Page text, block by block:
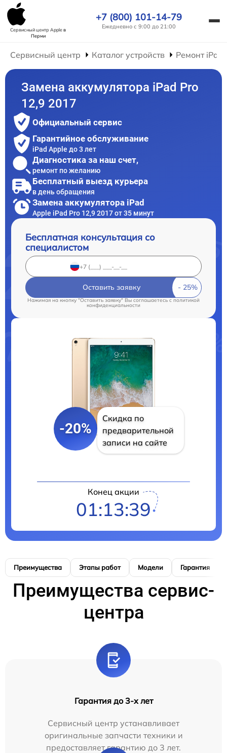
Сервисный центр Appleв
Перми
+7 (800) 101-14-79
Ежедневно с 9:00 до 21:00
Сервисный центр Каталог устройств Ремонт iPad
Замена аккумулятора iPad Pro
12,9 2017
Официальный сервис
Гарантийное обслуживание
iPad Apple до 3 лет
Диагностика за наш счет,
ремонт по желанию
Бесплатный выезд курьера
в день обращения
Замена аккумулятора iPad
Apple iPad Pro 12,9 2017 от 35 минут
Бесплатная консультация со
специалистом
Оставить заявку
Нажимая на кнопку "Оставить заявку" Вы соглашаетесь cполитикой
конфиденциальности
-20%
Скидка по
предварительной
записи на сайте
Конец акции
01:13:38
Преимущества Этапы работ Модели Гарантия
Преимущества сервис-
центра
Гарантия до 3-х лет
Сервисный центр устанавливает
оригинальные запчасти техники и
предоставляет гарантию до 3 лет.